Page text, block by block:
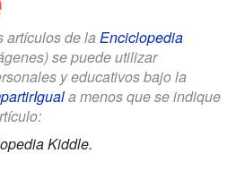
artículos de la Enciclopedia
se puede utilizar
y educativos bajo la
a menos que se indique
Kiddle.